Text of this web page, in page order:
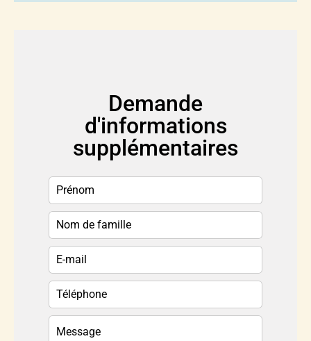
Demande
d'informations
supplémentaires